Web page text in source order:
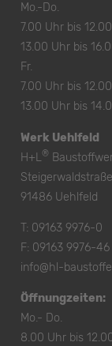
Mo.-Do.
7.00 Uhr bis
13.00 Uhr bis
Fr.
7.00 Uhr bis
13.00 Uhr bis
Werk Uehlfeld
H+L®
91486 Uehlfeld
T: 09163 9976-0
F: 09163 9976-46
info@hl-
Öffnungzeiten:
Mo.- Do.
8.00 Uhr bis